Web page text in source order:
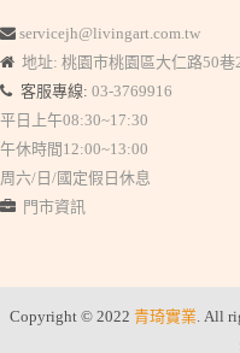
servicejh@livingart.com.tw
地址: 桃園市桃園區大仁路50巷
客服專線: 03-3769916
平日上午08:30~17:30
午休時間12:00~13:00
周六/日/國定假日休息
門市資訊
Copyright © 2022 青琦實業. All